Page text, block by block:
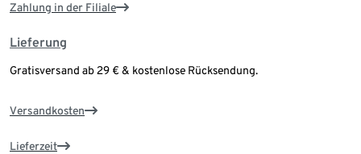
Zahlung in der Filiale
Lieferung
Gratisversand ab 29 € & kostenlose Rücksendung.
Versandkosten
Lieferzeit